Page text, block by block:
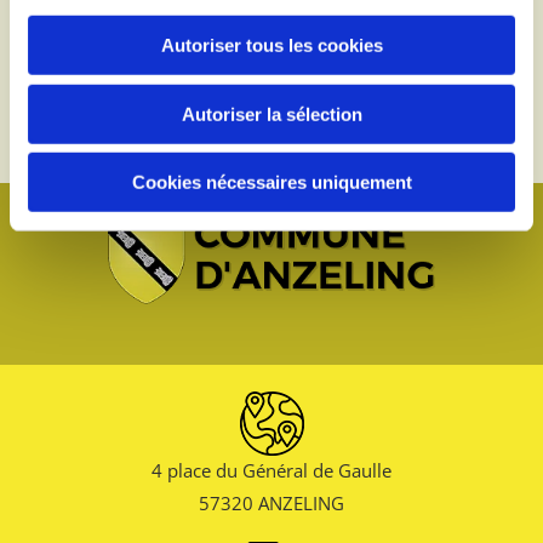
Autoriser tous les cookies
Autoriser la sélection
Cookies nécessaires uniquement
Plus d'informations
4 place du Général de Gaulle
57320 ANZELING